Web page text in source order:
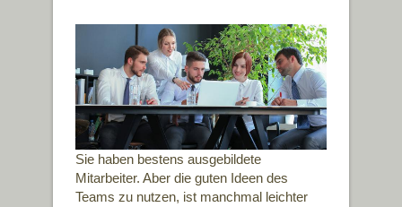
Sie haben bestens ausgebildete
Mitarbeiter. Aber die guten Ideen des
Teams zu nutzen, ist manchmal leichter